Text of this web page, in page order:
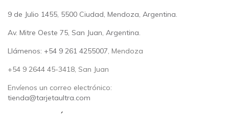
9 de Julio 1455, 5500 Ciudad, Mendoza, Argentina.
Av. Mitre Oeste 75, San Juan, Argentina.
Llámenos: +54 9 261 4255007, Mendoza
+54 9 2644 45-3418, San Juan
Envíenos un correo electrónico:
tienda@tarjetaultra.com